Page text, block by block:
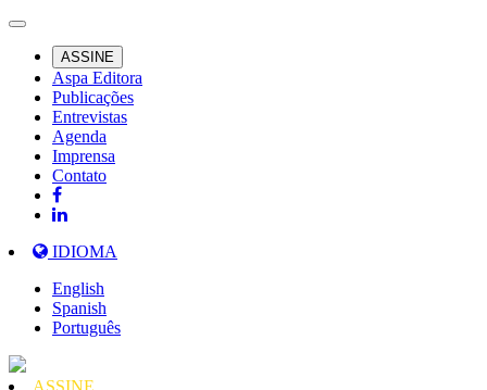
ASSINE
Aspa Editora
Publicações
Entrevistas
Agenda
Imprensa
Contato
IDIOMA
English
Spanish
Português
ASSINE